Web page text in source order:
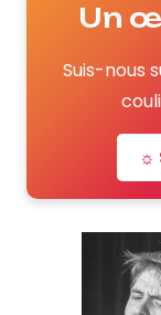
Un
Suis-nous
☼